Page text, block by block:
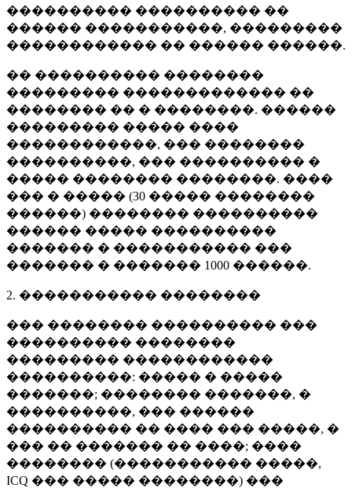
���������� ���������� ��
������ �����������, ���������
������������ �� ������ ������.
�� ���������� ��������
��������� ������������� ��
�������� �� � ��������. ������
��������� ����� ����
������������, ��� ��������
����������, ��� ���������� �
����� �������� ��������. ����
��� � ����� (30 ����� ��������
������) �������� ����������
������ ����� ����������
������� � ����������� ���
������� � ������� 1000 ������.
2. ����������� ��������
��� �������� ���������� ���
���������� ��������
��������� ������������
����������: ����� � �����
�������; �������� �������, �
����������, ��� ������
���������� �� ���� ��� �����, �
��� �� ������� �� ����; ����
�������� (����������� �����,
ICQ ��� ����� ��������) ���